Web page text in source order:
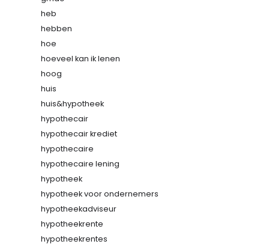
heb
hebben
hoe
hoeveel kan ik lenen
hoog
huis
huis&hypotheek
hypothecair
hypothecair krediet
hypothecaire
hypothecaire lening
hypotheek
hypotheek voor ondernemers
hypotheekadviseur
hypotheekrente
hypotheekrentes